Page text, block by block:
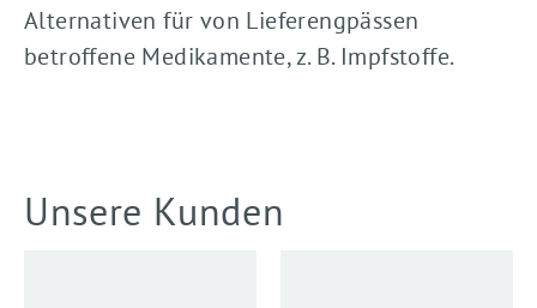
Alternativen für von Lieferengpässen
betroffene Medikamente, z. B. Impfstoffe.
Unsere Kunden